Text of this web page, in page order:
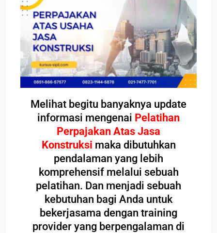
Melihat begitu banyaknya update
informasi mengenai Pelatihan
Perpajakan Atas Jasa
Konstruksi maka dibutuhkan
pendalaman yang lebih
komprehensif melalui sebuah
pelatihan. Dan menjadi sebuah
kebutuhan bagi Anda untuk
bekerjasama dengan training
provider yang berpengalaman di